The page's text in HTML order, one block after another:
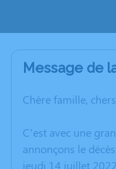
Message de
Chère famille,
C’est avec une
annonçons le
jeudi 14 juillet